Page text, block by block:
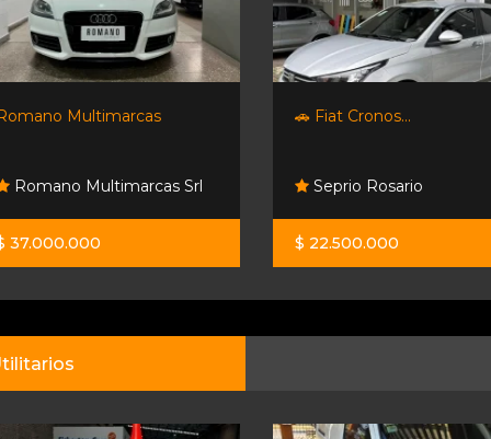
Multimarcas
Romano Multimarcas Srl
37.000.000
🚗 Fiat Cronos...
Seprio Rosario
$ 22.500.000